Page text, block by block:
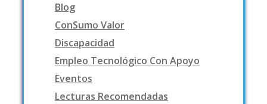
Blog
ConSumo Valor
Discapacidad
Empleo Tecnológico Con Apoyo
Eventos
Lecturas Recomendadas